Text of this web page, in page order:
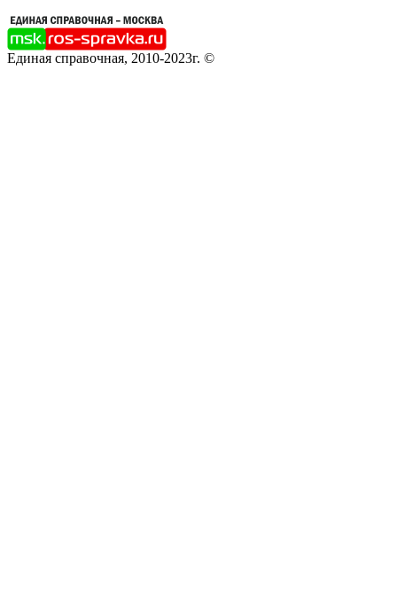
Единая справочная, 2010-2023г. ©